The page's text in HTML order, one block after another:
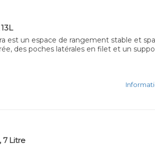
est un espace de rangement stable et
des poches latérales en filet et un
7 Litre